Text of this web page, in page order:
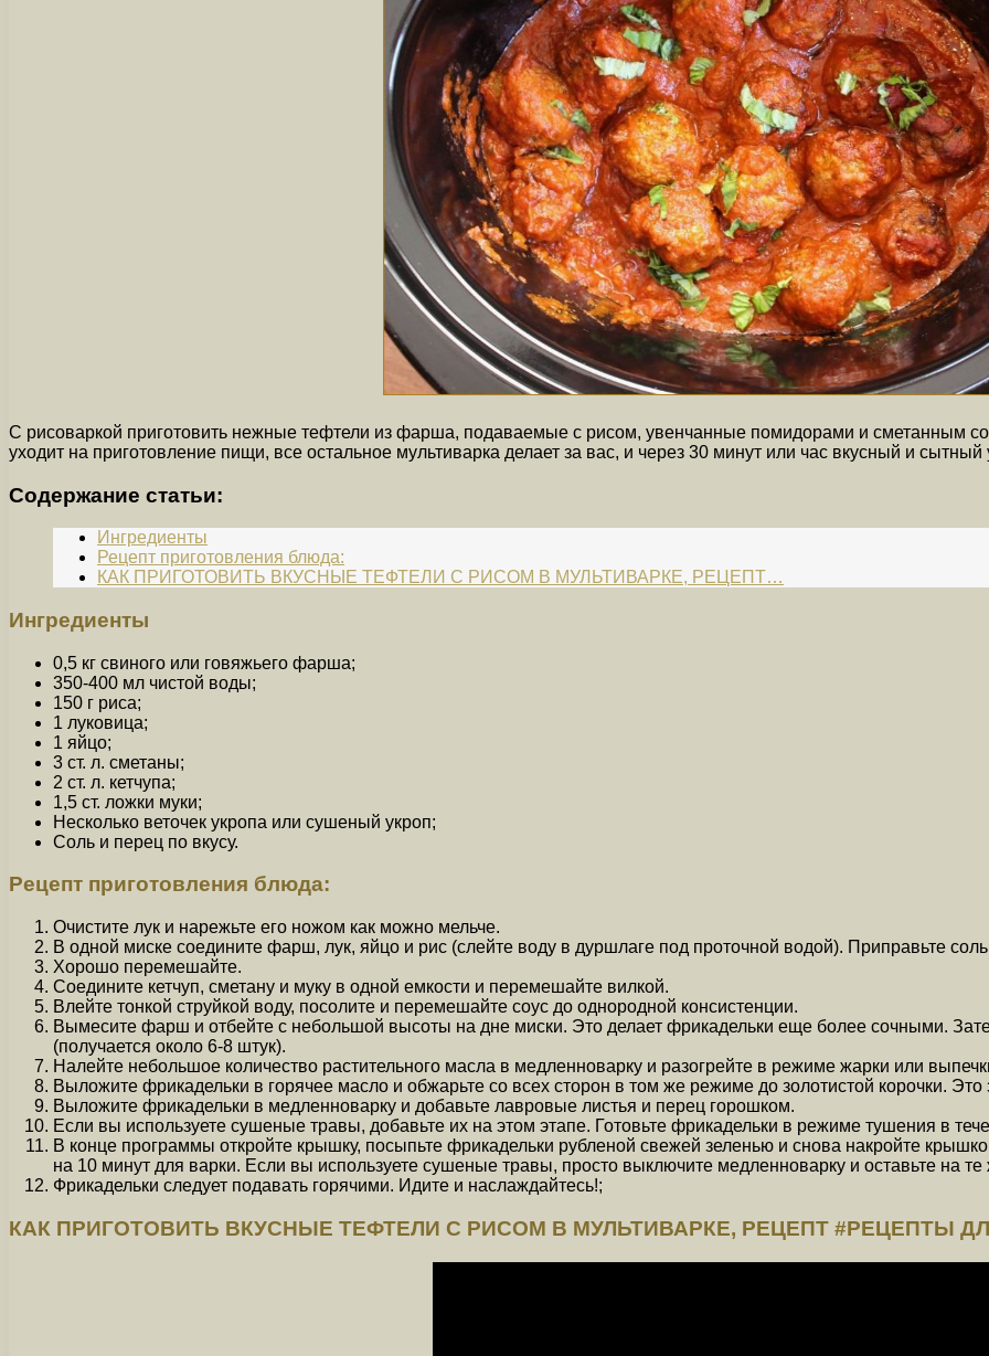
С рисоваркой приготовить нежные тефтели из фарша, подаваемые с рисом, увенчанные помидорами и сметанным
уходит на приготовление пищи, все остальное мультиварка делает за вас, и через 30 минут или час вкусный и сытный
Содержание статьи:
Ингредиенты
Рецепт приготовления блюда:
КАК ПРИГОТОВИТЬ ВКУСНЫЕ ТЕФТЕЛИ С РИСОМ В МУЛЬТИВАРКЕ, РЕЦЕПТ…
Ингредиенты
0,5 кг свиного или говяжьего фарша;
350-400 мл чистой воды;
150 г риса;
1 луковица;
1 яйцо;
3 ст. л. сметаны;
2 ст. л. кетчупа;
1,5 ст. ложки муки;
Несколько веточек укропа или сушеный укроп;
Соль и перец по вкусу.
Рецепт приготовления блюда:
Очистите лук и нарежьте его ножом как можно мельче.
В одной миске соедините фарш, лук, яйцо и рис (слейте воду в дуршлаге под проточной водой). Приправьте
Хорошо перемешайте.
Соедините кетчуп, сметану и муку в одной емкости и перемешайте вилкой.
Влейте тонкой струйкой воду, посолите и перемешайте соус до однородной консистенции.
Вымесите фарш и отбейте с небольшой высоты на дне миски. Это делает фрикадельки еще более сочными.
(получается около 6-8 штук).
Налейте небольшое количество растительного масла в медленноварку и разогрейте в режиме жарки или
Выложите фрикадельки в горячее масло и обжарьте со всех сторон в том же режиме до золотистой корочки.
Выложите фрикадельки в медленноварку и добавьте лавровые листья и перец горошком.
Если вы используете сушеные травы, добавьте их на этом этапе. Готовьте фрикадельки в режиме тушения в
В конце программы откройте крышку, посыпьте фрикадельки рубленой свежей зеленью и снова накройте
на 10 минут для варки. Если вы используете сушеные травы, просто выключите медленноварку и оставьте на те
Фрикадельки следует подавать горячими. Идите и наслаждайтесь!;
КАК ПРИГОТОВИТЬ ВКУСНЫЕ ТЕФТЕЛИ С РИСОМ В МУЛЬТИВАРКЕ, РЕЦЕПТ #РЕЦЕПТЫ